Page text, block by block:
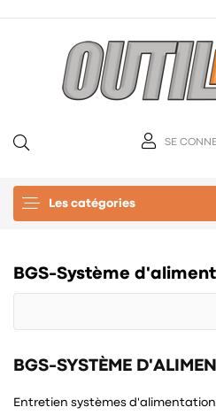
SE
Les catégories
BGS-Système
BGS-SYSTÈME
Entretien systèmes